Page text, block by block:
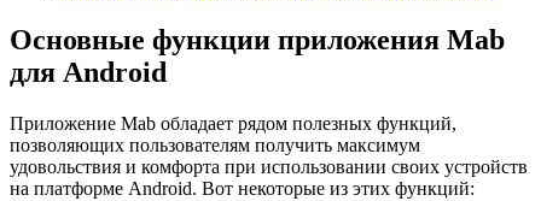
Основные функции приложения Mab
для Android
Приложение Mab обладает рядом полезных функций,
позволяющих пользователям получить максимум
удовольствия и комфорта при использовании своих устройств
на платформе Android. Вот некоторые из этих функций: